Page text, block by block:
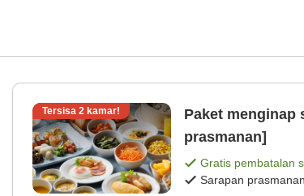
Tersisa 2 kamar!
Paket menginap
prasmanan]
Gratis pembatalan
Sarapan prasmanan